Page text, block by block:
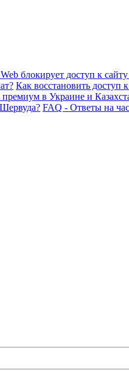
блокирует доступ к
Как восстановить доступ
премиум в Украине и
FAQ - Ответы на